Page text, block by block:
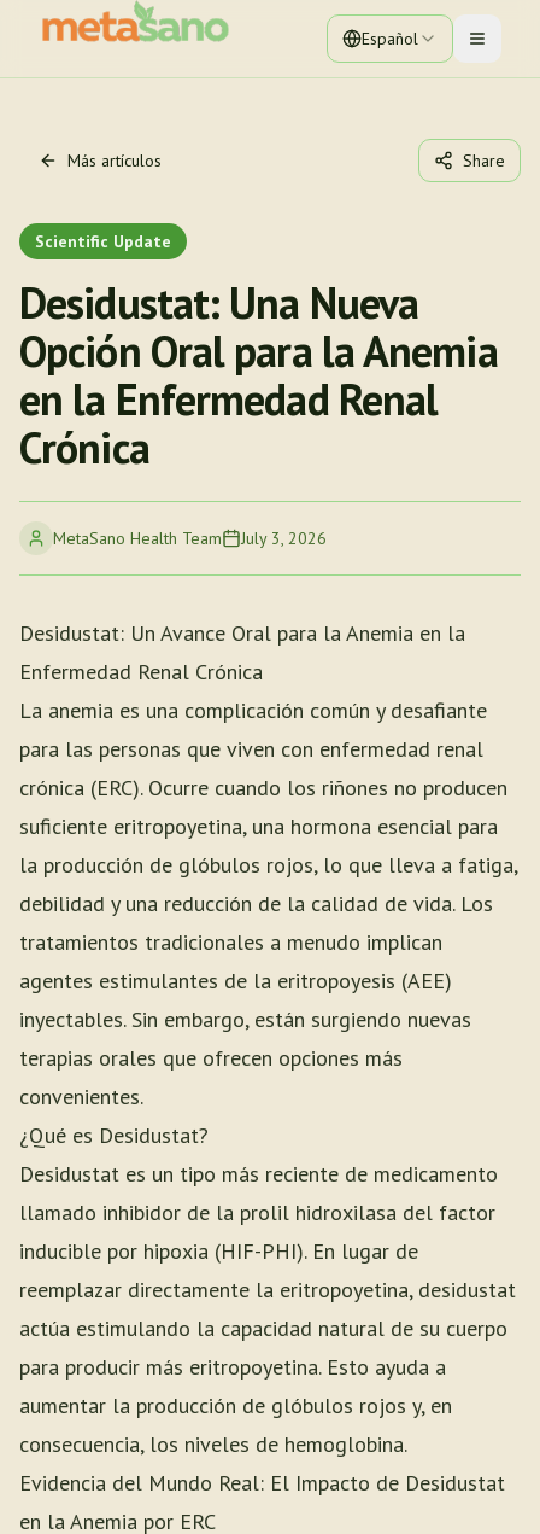
Español Toggle
Más artículos Share
Scientific Update
Desidustat: Una Nueva
Opción Oral para la Anemia
en la Enfermedad Renal
Crónica
MetaSano Health Team July 3, 2026
Desidustat: Un Avance Oral para la Anemia en la
Enfermedad Renal Crónica
La anemia es una complicación común y desafiante
para las personas que viven con enfermedad renal
crónica (ERC). Ocurre cuando los riñones no producen
suficiente eritropoyetina, una hormona esencial para
la producción de glóbulos rojos, lo que lleva a fatiga,
debilidad y una reducción de la calidad de vida. Los
tratamientos tradicionales a menudo implican
agentes estimulantes de la eritropoyesis (AEE)
inyectables. Sin embargo, están surgiendo nuevas
terapias orales que ofrecen opciones más
convenientes.
¿Qué es Desidustat?
Desidustat es un tipo más reciente de medicamento
llamado inhibidor de la prolil hidroxilasa del factor
inducible por hipoxia (HIF-PHI). En lugar de
reemplazar directamente la eritropoyetina, desidustat
actúa estimulando la capacidad natural de su cuerpo
para producir más eritropoyetina. Esto ayuda a
aumentar la producción de glóbulos rojos y, en
consecuencia, los niveles de hemoglobina.
Evidencia del Mundo Real: El Impacto de Desidustat
en la Anemia por ERC